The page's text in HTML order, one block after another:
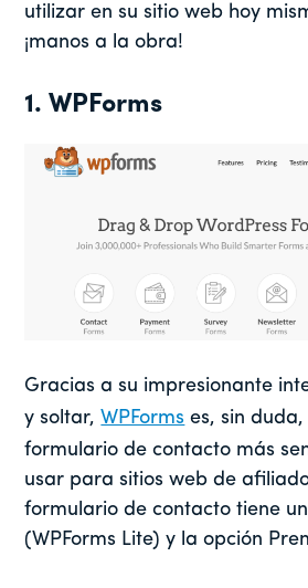
utilizar en su sitio web hoy
¡manos a la obra!
1. WPForms
Gracias a su impresionante
y soltar,WPForms es, sin
formulario de contacto más
usar para sitios web de
formulario de contacto tiene
(WPForms Lite) y la opción